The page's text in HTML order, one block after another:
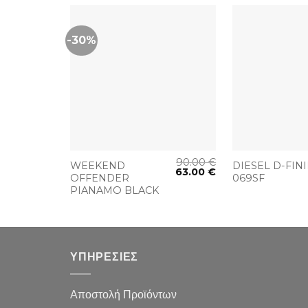
-30%
WEEKEND
OFFENDER
PIANAMO BLACK
90.00€
63.00€
DIESEL D-
069SF
ΥΠΗΡΕΣΙΕΣ
Αποστολή Προϊόντων